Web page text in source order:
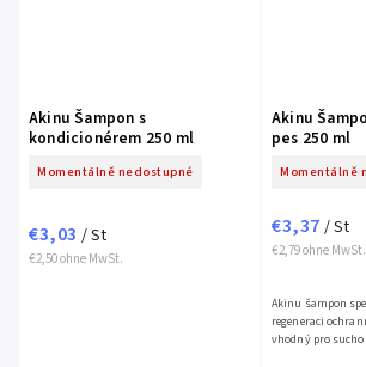
Akinu Šampon s
kondicionérem 250 ml
Momentálně nedostupné
€2,50 ohne MwSt.
€3,03 / St
Akinu
pes 250 ml
Momentálně
€2,79 ohne MwSt.
€3,37 / St
Akinu šampon
regeneraci
vhodný pro